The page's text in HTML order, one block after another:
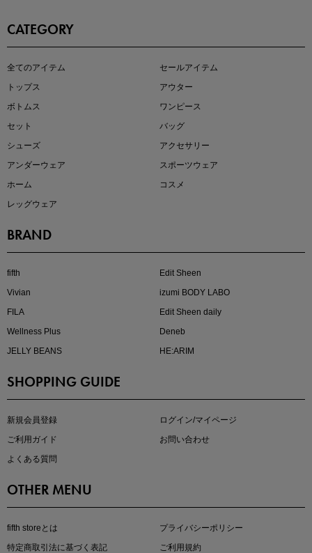
即戦力アイテム続々対象
大人の着映えアイテム5選
CATEGORY
全てのアイテム
セールアイテム
トップス
アウター
ボトムス
ワンピース
セット
バッグ
シューズ
アクセサリー
アンダーウェア
スポーツウェア
ホーム
コスメ
レッグウェア
BRAND
fifth
Edit Sheen
Vivian
izumi BODY LABO
FILA
Edit Sheen daily
Wellness Plus
Deneb
JELLY BEANS
HE:ARIM
SHOPPING GUIDE
新規会員登録
ログイン/マイページ
ご利用ガイド
お問い合わせ
よくある質問
OTHER MENU
fifth storeとは
プライバシーポリシー
特定商取引法に基づく表記
ご利用規約